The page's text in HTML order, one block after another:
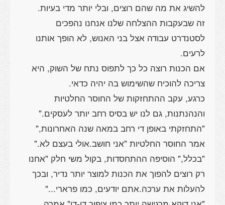
להשיג את מה שהם רוצים, ובלי יותר מדי בעיות.
זה שבעקבות ההצלחה שלנו אנחנו נהפכים
לסטנדרט עבודה אצל בני האנוש, לא הופך אותנו
לרעים.
אם הכנות רוצה כל כך לתפוס נתח של השוק, היא
צריכה להוכיח שהשימוש בה יהיה כדאי.
כרגע, עקב ההתחזקות של החוסר החלטיות
והנהנתנות, גם לנו יש בסיס רחב יותר לעסקים."
"התחזקתי באופן די רחב במאה שנה האחרונות,"
אמר החוסר החלטיות "אני חושב.אולי בעצם לא."
"בכלל," הוסיפה ההתחסדות, בקול משי חלק "אחנו
רק רוצים להפוך את הכנות למוצר יותר נדיר, ובכך
להעלות את ערכה.אתם יודעים, כמו פרארי..."